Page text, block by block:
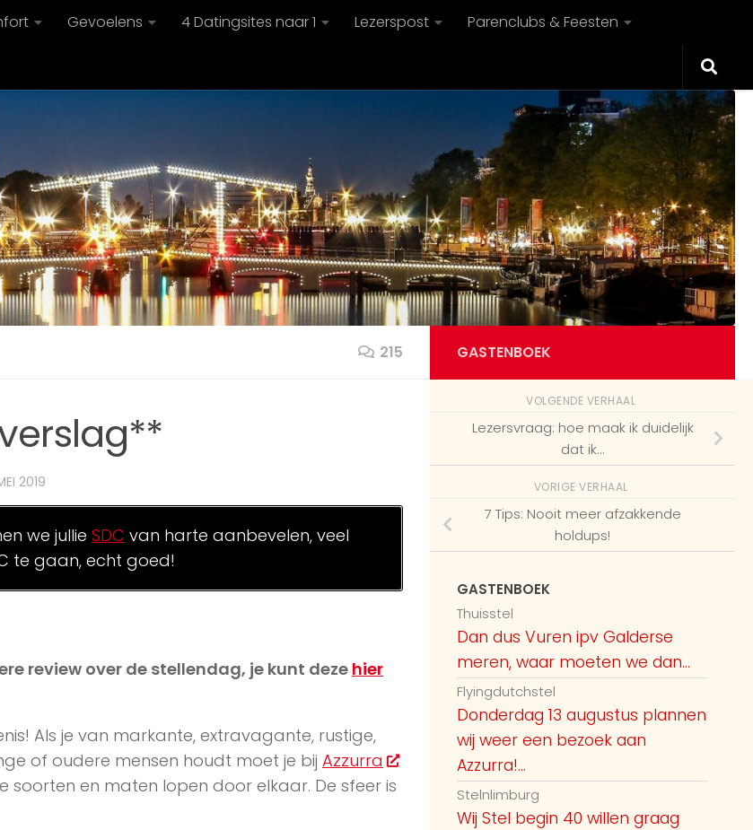
Gevoelens 4 Datingsites naar 1 Lezerspost Parenclubs & Feesten
215
2019
we jullie SDC van harte aanbevelen, veel
te gaan, echt goed!
review over de stellendag, je kunt deze hier
Als je van markante, extravagante, rustige,
of oudere mensen houdt moet je bij Azzurra
soorten en maten lopen door elkaar. De sfeer is
GASTENBOEK
VOLGENDE VERHAAL
Lezersvraag: hoe maak ik duidelijk
dat ik…
VORIGE VERHAAL
7 Tips: Nooit meer afzakkende
holdups!
GASTENBOEK
Thuisstel
Dan dus Vuren ipv Galderse
meren, waar moeten we dan...
Flyingdutchstel
Donderdag 13 augustus plannen
wij weer een bezoek aan
Azzurra!...
Stelnlimburg
Wij Stel begin 40 willen graag